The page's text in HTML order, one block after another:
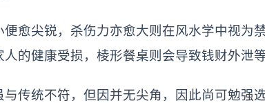
愈尖锐，杀伤力亦愈大则在风水学中视为
的健康受损，棱形餐桌则会导致钱财外泄等
传统不符，但因并无尖角，因此尚可勉强